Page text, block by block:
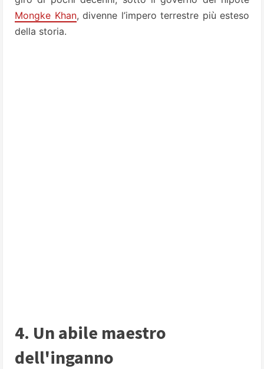
Mongke Khan, divenne l’impero terrestre più esteso
della storia.
4. Un abile maestro
dell'inganno